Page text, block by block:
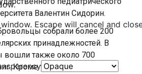
Escape will cancel and
Валентин Сидорин.
собрали более 200
принадлежностей. В
вошли также около 700
Кроме того, волонтеры